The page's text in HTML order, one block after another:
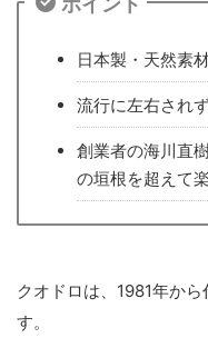
日本製・天然素
流行に左右され
創業者の海川直
の垣根を超えて
クオドロは、1981年か
す。